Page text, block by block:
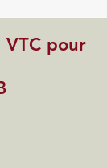
VTC pour